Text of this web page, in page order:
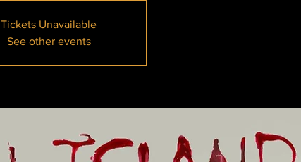
Tickets Unavailable
See other events